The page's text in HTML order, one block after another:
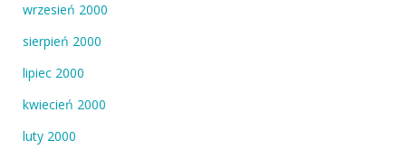
wrzesień 2000
sierpień 2000
lipiec 2000
kwiecień 2000
luty 2000